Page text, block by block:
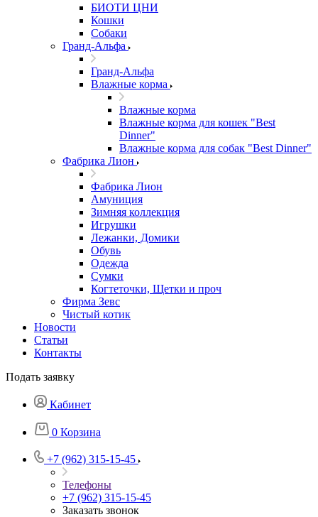
БИОТИ ЦНИ
Кошки
Собаки
Гранд-Альфа
Гранд-Альфа
Влажные корма
Влажные корма
Влажные корма для кошек "Best
Dinner"
Влажные корма для собак "Best Dinner"
Фабрика Лион
Фабрика Лион
Амуниция
Зимняя коллекция
Игрушки
Лежанки, Домики
Обувь
Одежда
Сумки
Когтеточки, Щетки и проч
Фирма Зевс
Чистый котик
Новости
Статьи
Контакты
Подать заявку
Кабинет
0 Корзина
+7 (962) 315-15-45
Телефоны
+7 (962) 315-15-45
Заказать звонок